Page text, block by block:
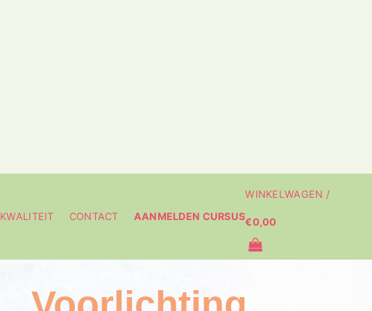
KWALITEIT CONTACT AANMELDEN CURSUS
WINKELWAGEN /
€0,00